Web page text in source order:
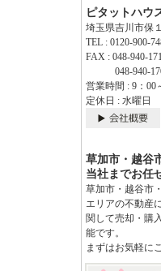
ピタットハウ
埼玉県吉川市保
TEL : 0120-900-
FAX : 048-940-
048-940-
営業時間 : 9：00
定休日 : 水曜日
草加市・越谷
当社までお任
草加市・越谷市
エリアの不動産
関して売却・購
能です。
まずはお気軽に